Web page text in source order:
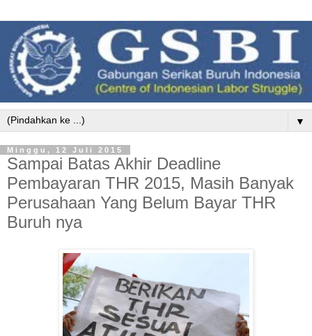
▼
Minggu, 12 Juli 2015
Sampai Batas Akhir Deadline
Pembayaran THR 2015, Masih Banyak
Perusahaan Yang Belum Bayar THR
Buruh nya